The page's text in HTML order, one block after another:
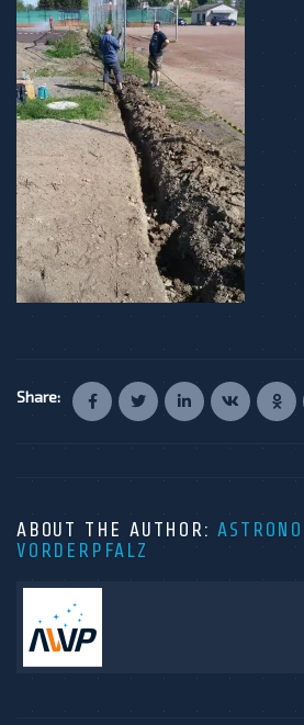
Share:
ABOUT THE AUTHOR:
VORDERPFALZ